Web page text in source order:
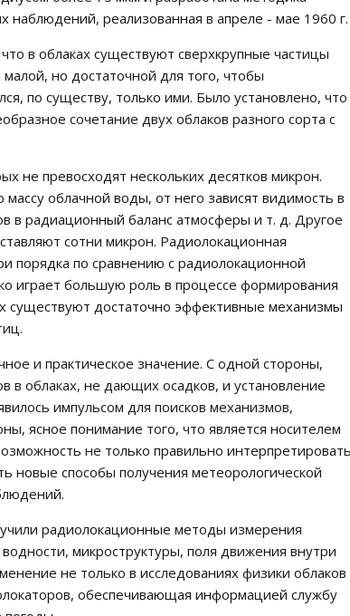
реализованная в апреле - мае 1960 г.
в облаках существуют сверхкрупные частицы
но достаточной для того, чтобы
по существу, только ими. Было установлено, что
сочетание двух облаков разного сорта с
не превосходят нескольких десятков микрон.
облачной воды, от него зависят видимость в
в радиационный баланс атмосферы и т. д. Другое
сотни микрон. Радиолокационная
порядка по сравнению с радиолокационной
играет большую роль в процессе формирования
существуют достаточно эффективные механизмы
и практическое значение. С одной стороны,
в облаках, не дающих осадков, и установление
импульсом для поисков механизмов,
ясное понимание того, что является носителем
не только правильно интерпретировать
новые способы получения метеорологической
радиолокационные методы измерения
микроструктуры, поля движения внутри
не только в исследованиях физики облаков
обеспечивающая информацией службу